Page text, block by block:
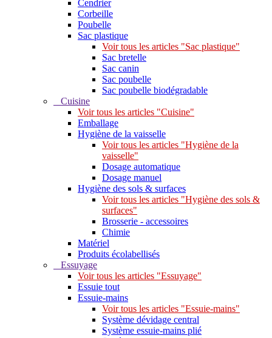
Cendrier
Corbeille
Poubelle
Sac plastique
Voir tous les articles "Sac plastique"
Sac bretelle
Sac canin
Sac poubelle
Sac poubelle biodégradable
Cuisine
Voir tous les articles "Cuisine"
Emballage
Hygiène de la vaisselle
Voir tous les articles "Hygiène de la
vaisselle"
Dosage automatique
Dosage manuel
Hygiène des sols & surfaces
Voir tous les articles "Hygiène des sols &
surfaces"
Brosserie - accessoires
Chimie
Matériel
Produits écolabellisés
Essuyage
Voir tous les articles "Essuyage"
Essuie tout
Essuie-mains
Voir tous les articles "Essuie-mains"
Système dévidage central
Système essuie-mains plié